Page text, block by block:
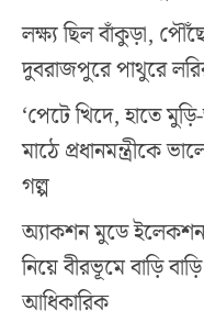
লক্ষ্য ছিল বাঁকুড়া,
দুবরাজপুরে পাথুরে
‘পেটে খিদে, হাতে
মাঠে প্রধানমন্ত্রীকে
গল্প
অ্যাকশন মুডে
নিয়ে বীরভূমে বাড়ি
আধিকারিক